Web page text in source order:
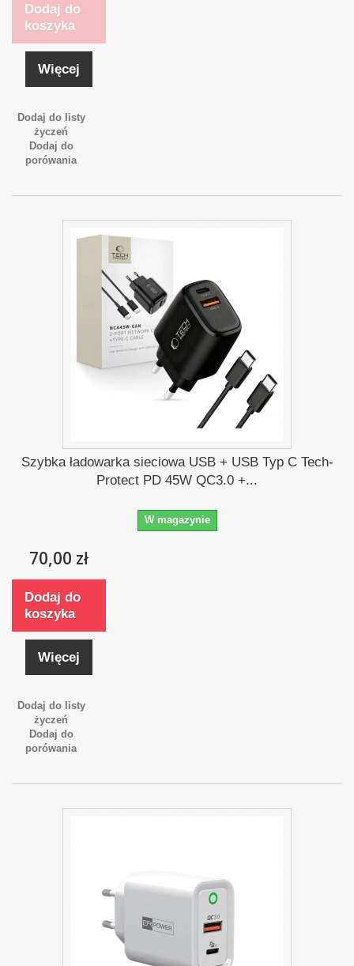
Dodaj do
koszyka
Więcej
Dodaj do listy
życzeń
Dodaj do
porówania
Szybka ładowarka sieciowa USB + USB Typ C Tech-
Protect PD 45W QC3.0 +...
W magazynie
70,00 zł
Dodaj do
koszyka
Więcej
Dodaj do listy
życzeń
Dodaj do
porówania